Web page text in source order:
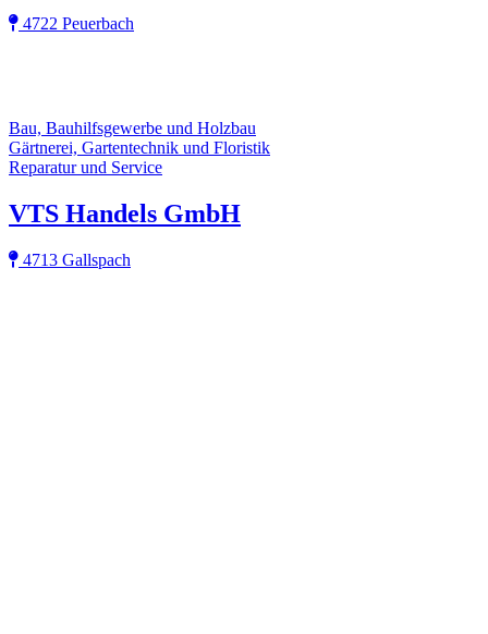
4722 Peuerbach
Bau, Bauhilfsgewerbe und Holzbau
Gärtnerei, Gartentechnik und Floristik
Reparatur und Service
VTS Handels GmbH
4713 Gallspach